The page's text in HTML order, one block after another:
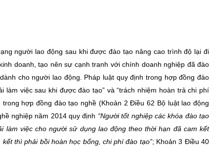
người lao động sau khi được đào tạo nâng cao trình độ lại đi
doanh, tạo nên sự cạnh tranh với chính doanh nghiệp đã đào
cho người lao động. Pháp luật quy định trong hợp đồng đào
việc sau khi được đào tạo” và “trách nhiệm hoàn trả chi phí
hợp đồng đào tạo nghề (Khoản 2 Điều 62 Bộ luật lao động
nghiệp năm 2014 quy định “Người tốt nghiệp các khóa đào tạo
việc cho người sử dụng lao động theo thời hạn đã cam kết
thì phải bồi hoàn học bổng, chi phí đào tạo”; Khoản 3 Điều 40